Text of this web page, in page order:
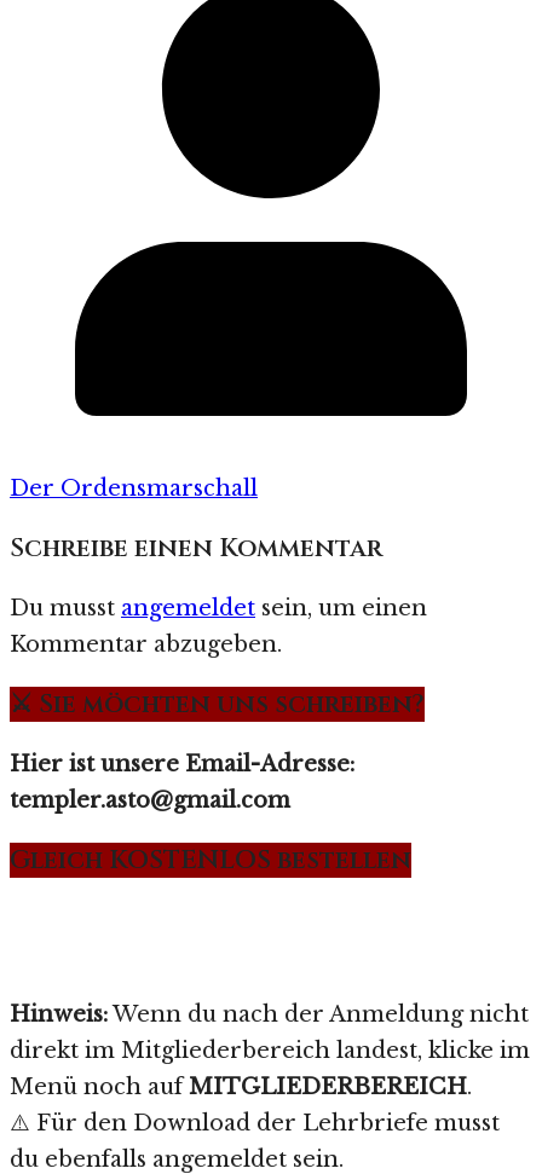
Der Ordensmarschall
Schreibe einen Kommentar
Du musst angemeldet sein, um einen
Kommentar abzugeben.
⚔️ Sie möchten uns schreiben?
Hier ist unsere Email-Adresse:
templer.asto@gmail.com
Gleich KOSTENLOS bestellen
Hinweis:Wenn du nach der Anmeldung nicht
direkt im Mitgliederbereich landest, klicke im
Menü noch aufMITGLIEDERBEREICH.
⚠️ Für den Download der Lehrbriefe musst
du ebenfalls angemeldet sein.